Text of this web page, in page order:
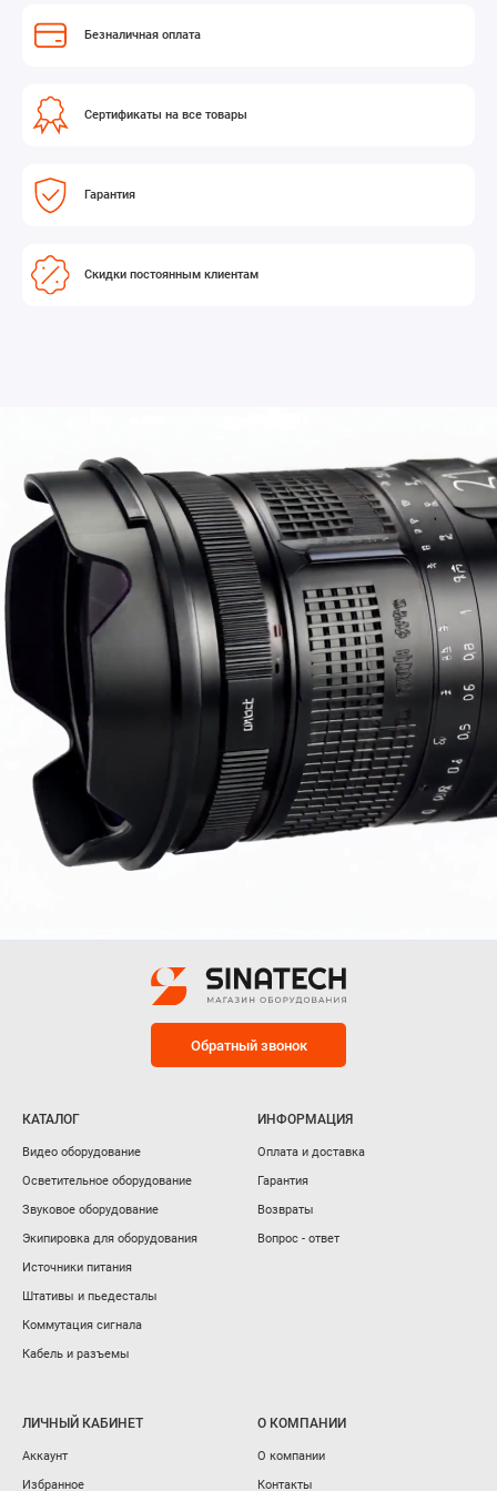
Безналичная оплата
Сертификаты на все товары
Гарантия
Скидки постоянным клиентам
Обратный звонок
КАТАЛОГ
Видео оборудование
Осветительное оборудование
Звуковое оборудование
Экипировка для оборудования
Источники питания
Штативы и пьедесталы
Коммутация сигнала
Кабель и разъемы
ИНФОРМАЦИЯ
Оплата и доставка
Гарантия
Возвраты
Вопрос - ответ
ЛИЧНЫЙ КАБИНЕТ
Аккаунт
Избранное
О КОМПАНИИ
О компании
Контакты